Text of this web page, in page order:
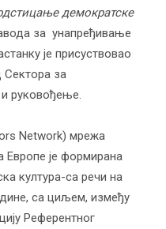
демократске
за унапређивање
је присуствовао
Сектора за
руковођење.
Network) мрежа
Европе је формирана
култура-са речи на
са циљем, између
Референтног